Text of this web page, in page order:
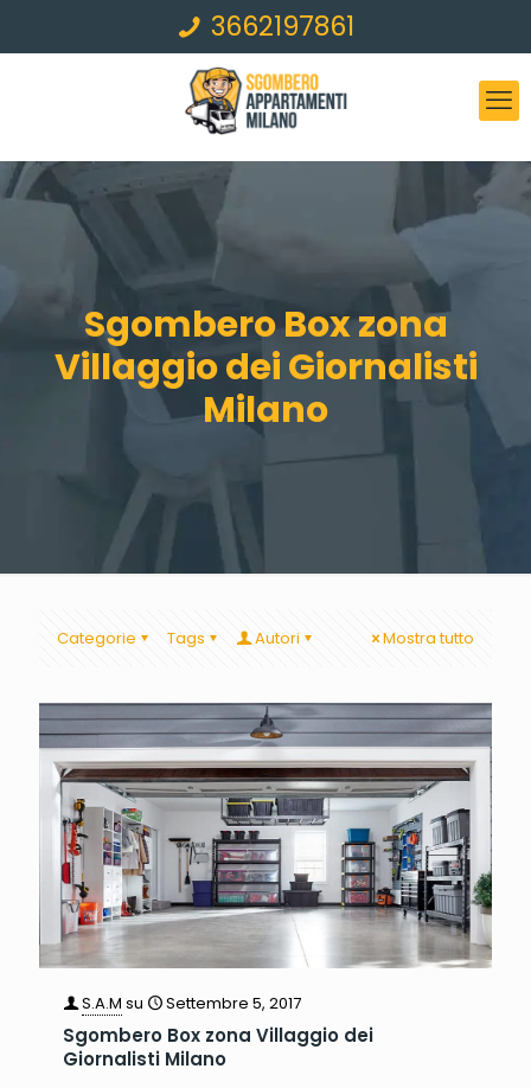
3662197861
Sgombero Box zona
Villaggio dei Giornalisti
Milano
Categorie Tags Autori Mostra tutto
S.A.M su Settembre 5, 2017
Sgombero Box zona Villaggio dei
Giornalisti Milano